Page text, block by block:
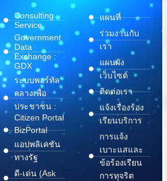
Consulting
Service
Government
Data
Exchange :
GDX
ระบบพอร์ทัล
กลางเพื่อ
ประชาชน :
Citizen Portal
BizPortal
แอปพลิเคชัน
ทางรัฐ
ดี-เด่น (Ask
แผนที่
ร่วมงานกับ
เรา
แผนผัง
เว็บไซต์
ติดต่อเรา
แจ้งเรื่องร้อง
เรียนบริการ
การแจ้ง
เบาะแสและ
ข้อร้องเรียน
การทุจริต